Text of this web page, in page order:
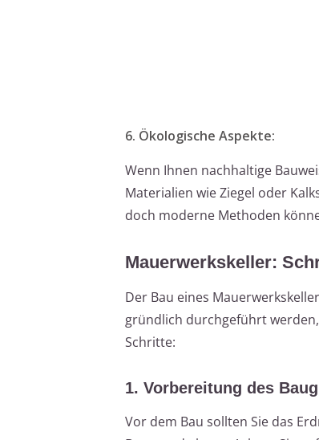
6. Ökologische Aspekte:
Wenn Ihnen nachhaltige
Materialien wie Ziegel oder
doch moderne Methoden
Mauerwerkskeller:
Der Bau eines
gründlich durchgeführt
Schritte:
1. Vorbereitung des
Vor dem Bau sollten Sie das